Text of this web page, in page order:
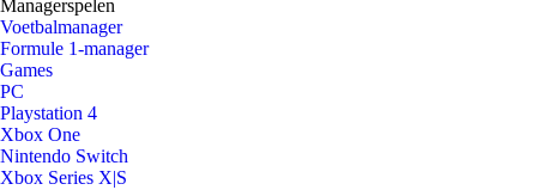
Managerspelen
Voetbalmanager
Formule 1-manager
Games
PC
Playstation 4
Xbox One
Nintendo Switch
Xbox Series X|S